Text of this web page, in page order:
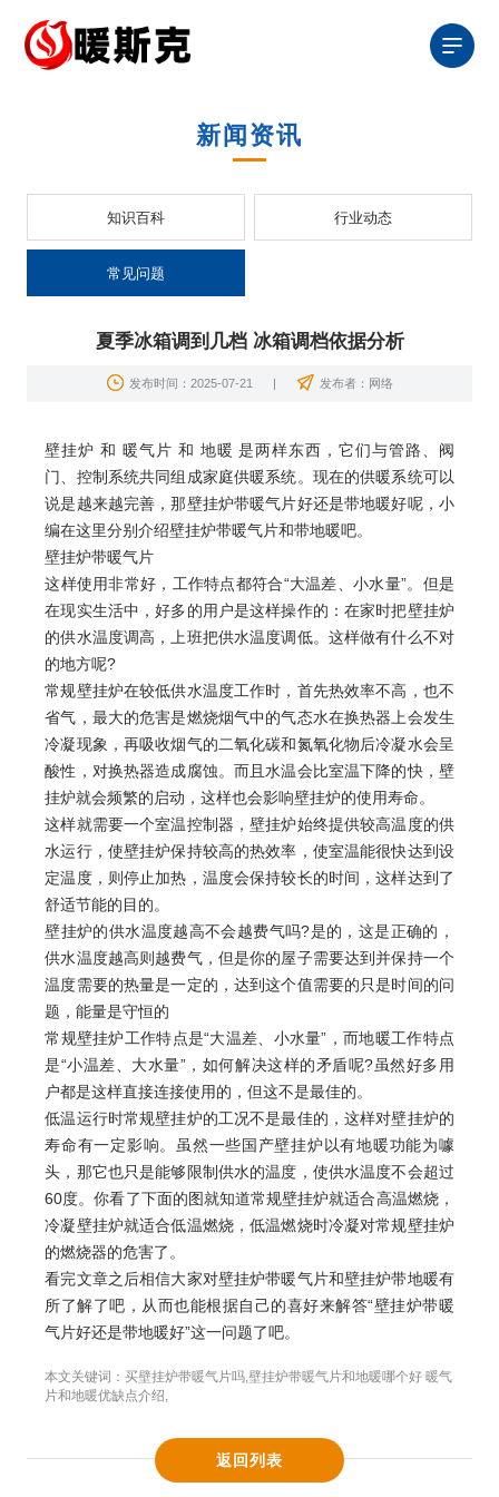
新闻资讯
知识百科 行业动态
常见问题
夏季冰箱调到几档 冰箱调档依据分析
发布时间：2025-07-21 发布者：网络
壁挂炉 和 暖气片 和 地暖 是两样东西，它们与管路、阀
门、控制系统共同组成家庭供暖系统。现在的供暖系统可以
说是越来越完善，那壁挂炉带暖气片好还是带地暖好呢，小
编在这里分别介绍壁挂炉带暖气片和带地暖吧。
壁挂炉带暖气片
这样使用非常好，工作特点都符合“大温差、小水量”。但是
在现实生活中，好多的用户是这样操作的：在家时把壁挂炉
的供水温度调高，上班把供水温度调低。这样做有什么不对
的地方呢?
常规壁挂炉在较低供水温度工作时，首先热效率不高，也不
省气，最大的危害是燃烧烟气中的气态水在换热器上会发生
冷凝现象，再吸收烟气的二氧化碳和氮氧化物后冷凝水会呈
酸性，对换热器造成腐蚀。而且水温会比室温下降的快，壁
挂炉就会频繁的启动，这样也会影响壁挂炉的使用寿命。
这样就需要一个室温控制器，壁挂炉始终提供较高温度的供
水运行，使壁挂炉保持较高的热效率，使室温能很快达到设
定温度，则停止加热，温度会保持较长的时间，这样达到了
舒适节能的目的。
壁挂炉的供水温度越高不会越费气吗?是的，这是正确的，
供水温度越高则越费气，但是你的屋子需要达到并保持一个
温度需要的热量是一定的，达到这个值需要的只是时间的问
题，能量是守恒的
常规壁挂炉工作特点是“大温差、小水量”，而地暖工作特点
是“小温差、大水量”，如何解决这样的矛盾呢?虽然好多用
户都是这样直接连接使用的，但这不是最佳的。
低温运行时常规壁挂炉的工况不是最佳的，这样对壁挂炉的
寿命有一定影响。虽然一些国产壁挂炉以有地暖功能为噱
头，那它也只是能够限制供水的温度，使供水温度不会超过
60度。你看了下面的图就知道常规壁挂炉就适合高温燃烧，
冷凝壁挂炉就适合低温燃烧，低温燃烧时冷凝对常规壁挂炉
的燃烧器的危害了。
看完文章之后相信大家对壁挂炉带暖气片和壁挂炉带地暖有
所了解了吧，从而也能根据自己的喜好来解答“壁挂炉带暖
气片好还是带地暖好”这一问题了吧。
本文关键词：买壁挂炉带暖气片吗 ,壁挂炉带暖气片和地暖哪个好 暖气
片和地暖优缺点介绍
返回列表